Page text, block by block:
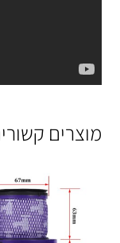
מוצרים